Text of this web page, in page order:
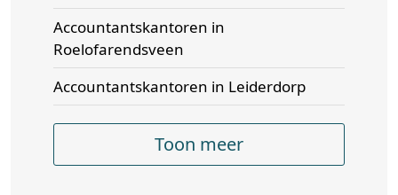
Accountantskantoren in
Roelofarendsveen
Accountantskantoren in Leiderdorp
Toon meer